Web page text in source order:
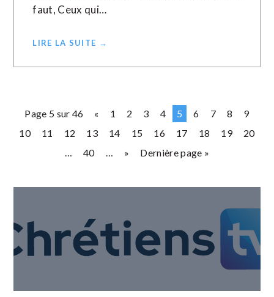
faut, Ceux qui…
LIRE LA SUITE →
Page 5 sur 46 « 1 2 3 4 5 6 7 8
9
10
11 12 13 14 15 16 17 18 19
20
…
40 … » Dernière page »